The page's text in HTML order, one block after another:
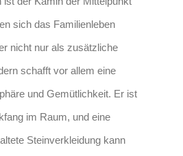
sich das Familienleben
nicht nur als zusätzliche
schafft vor allem eine
und Gemütlichkeit. Er ist
im Raum, und eine
Steinverkleidung kann